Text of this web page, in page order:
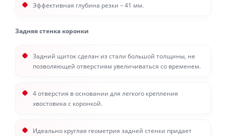
Эффективная глубина резки – 41 мм.
Задняя стенка коронки
Задний щиток сделан из стали большой толщины, не
позволяющей отверстиям увеличиваться со временем.
4 отверстия в основании для легкого крепления
хвостовика с коронкой.
Идеально круглая геометрия задней стенки придает